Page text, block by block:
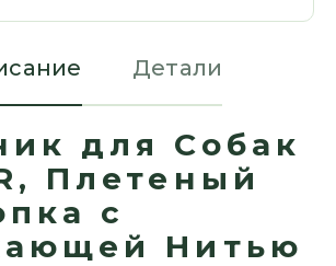
Детали
для Собак
Плетеный
с
Нитью